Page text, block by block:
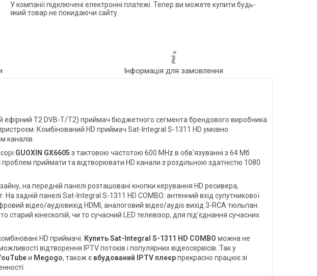
У компанії підключені електронні платежі. Тепер ви можете купити будь-
який товар не покидаючи сайту.
Інформація для замовлення
ефірний Т2 DVB-T/T2) приймач бюджетного сегмента брендового виробника
Комбінований HD приймач Sat-Integral S-1311 HD умовно
каналів.
GUOXIN GX6605 з тактовою частотою 600 MHz в обв'язуванні з 64 Мб
приймати та відтворювати HD канали з роздільною здатністю 1080
на передній панелі розташовані кнопки керування HD ресивера,
панелі Sat-Integral S-1311 HD COMBO: антенний вхід супутникової
відео/аудіовихід HDMI, аналоговий відео/аудіо вихід 3-RCA тюльпан.
кінескопій, чи то сучасний LED телевізор, для під'єднання сучасних
HD приймачі. Купить Sat-Integral S-1311 HD COMBO можна не
відтворення IPTV потоків і популярних відеосервісів. Так у
и Megogo, також є вбудований IPTV плеєрпрекрасно працює зі